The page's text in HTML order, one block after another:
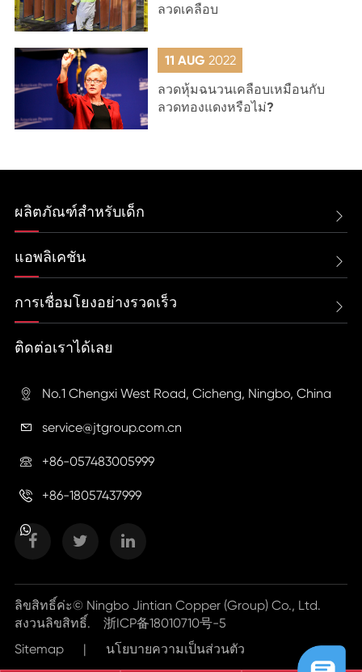
ลวดเคลือบ
11 AUG 2022
ลวดหุ้มฉนวนเคลือบเหมือนกับ
ลวดทองแดงหรือไม่?
ผลิตภัณฑ์สำหรับเด็ก 
แอพลิเคชัน 
การเชื่อมโยงอย่างรวดเร็ว 
ติดต่อเราได้เลย
 No.1 Chengxi West Road, Cicheng, Ningbo, China
 service@jtgroup.com.cn
 +86-057483005999
 +86-18057437999
ลิขสิทธิ์ค่ะ© Ningbo Jintian Copper (Group) Co., Ltd.
สงวนลิขสิทธิ์. 浙ICP备18010710号-5
Sitemap
| นโยบายความเป็นส่วนตัว